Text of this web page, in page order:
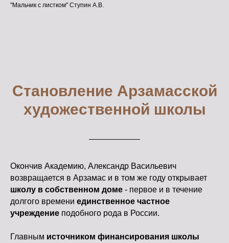
"Мальчик с листком" Ступин А.В.
Становление Арзамасской
художественной школы
Окончив Академию, Александр Васильевич
возвращается в Арзамас и в том же году открывает
школу в собственном доме - первое и в течение
долгого времени единственное частное
учреждение подобного рода в России.
Главным источником финансирования школы